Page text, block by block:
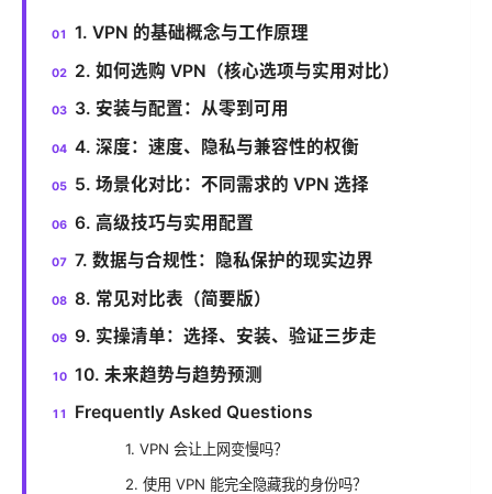
1. VPN 的基础概念与工作原理
2. 如何选购 VPN（核心选项与实用对比）
3. 安装与配置：从零到可用
4. 深度：速度、隐私与兼容性的权衡
5. 场景化对比：不同需求的 VPN 选择
6. 高级技巧与实用配置
7. 数据与合规性：隐私保护的现实边界
8. 常见对比表（简要版）
9. 实操清单：选择、安装、验证三步走
10. 未来趋势与趋势预测
Frequently Asked Questions
1. VPN 会让上网变慢吗？
2. 使用 VPN 能完全隐藏我的身份吗？